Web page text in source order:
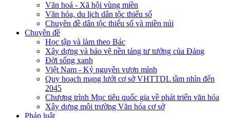
Văn hoá - Xã hội vùng miền
Văn hóa, du lịch dân tộc thiểu số
Chuyên đề dân tộc thiểu số và miền núi
Chuyên đề
Học tập và làm theo Bác
Xây dựng và bảo vệ nền tảng tư tưởng của Đảng
Đời sống xanh
Việt Nam - Kỷ nguyên vươn mình
Quy hoạch mạng lưới cơ sở VHTTDL tầm nhìn đến
2045
Chương trình Mục tiêu quốc gia về phát triển văn hóa
Xây dựng môi trường Văn hóa cơ sở
Pháp luật